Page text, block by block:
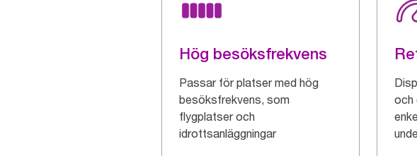
Hög besöksfrekvens
Passar för platser med hög
besöksfrekvens, som
flygplatser och
idrottsanläggningar
och